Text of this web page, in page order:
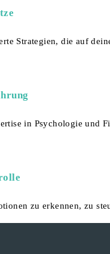
Strategien, die auf
in Psychologie und
zu erkennen, zu